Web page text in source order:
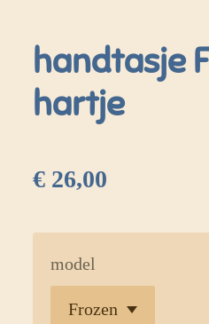
handtasje
hartje
€ 26,00
model